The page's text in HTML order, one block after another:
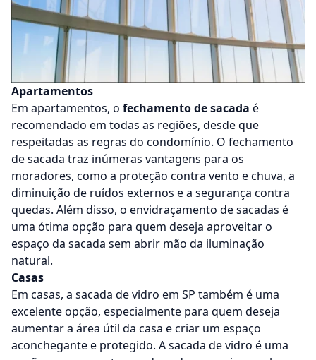
Apartamentos
Em apartamentos, o fechamento de sacada é
recomendado em todas as regiões, desde que
respeitadas as regras do condomínio. O fechamento
de sacada traz inúmeras vantagens para os
moradores, como a proteção contra vento e chuva, a
diminuição de ruídos externos e a segurança contra
quedas. Além disso, o envidraçamento de sacadas é
uma ótima opção para quem deseja aproveitar o
espaço da sacada sem abrir mão da iluminação
natural.
Casas
Em casas, a sacada de vidro em SP também é uma
excelente opção, especialmente para quem deseja
aumentar a área útil da casa e criar um espaço
aconchegante e protegido. Asacada de vidro é uma